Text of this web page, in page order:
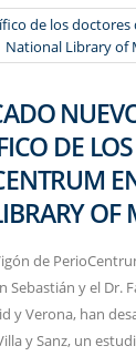
DE
OF
de
Sebastián y el Dr.
y Verona, han
y Sanz, un